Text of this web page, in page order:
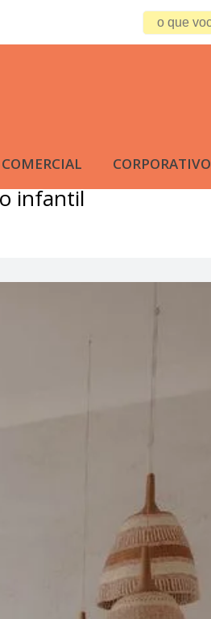
COMERCIAL CORPORATIVO
infantil